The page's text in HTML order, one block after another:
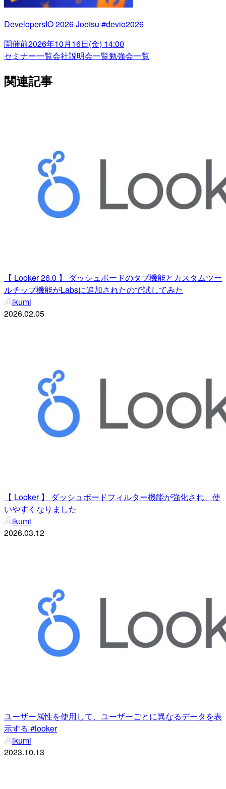
DevelopersIO 2026 Joetsu #devio2026
開催前2026年10月16日(金) 14:00
セミナー一覧会社説明会一覧勉強会一覧
関連記事
【 Looker 26.0 】 ダッシュボードのタブ機能とカスタムツー
ルチップ機能がLabsに追加されたので試してみた
ikumi
2026.02.05
【 Looker 】 ダッシュボードフィルター機能が強化され、使
いやすくなりました
ikumi
2026.03.12
ユーザー属性を使用して、ユーザーごとに異なるデータを表
示する #looker
ikumi
2023.10.13